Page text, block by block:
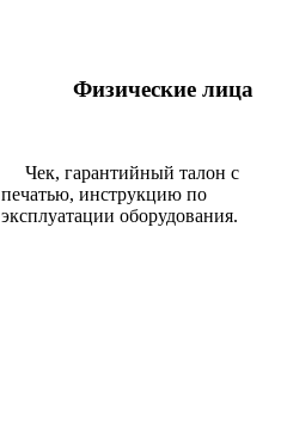
Физические лица
Чек, гарантийный талон с
печатью, инструкцию по
эксплуатации оборудования.